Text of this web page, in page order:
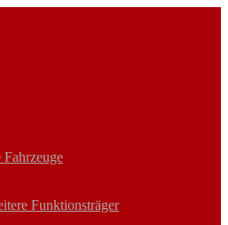
Fahrzeuge
Funktionsträger